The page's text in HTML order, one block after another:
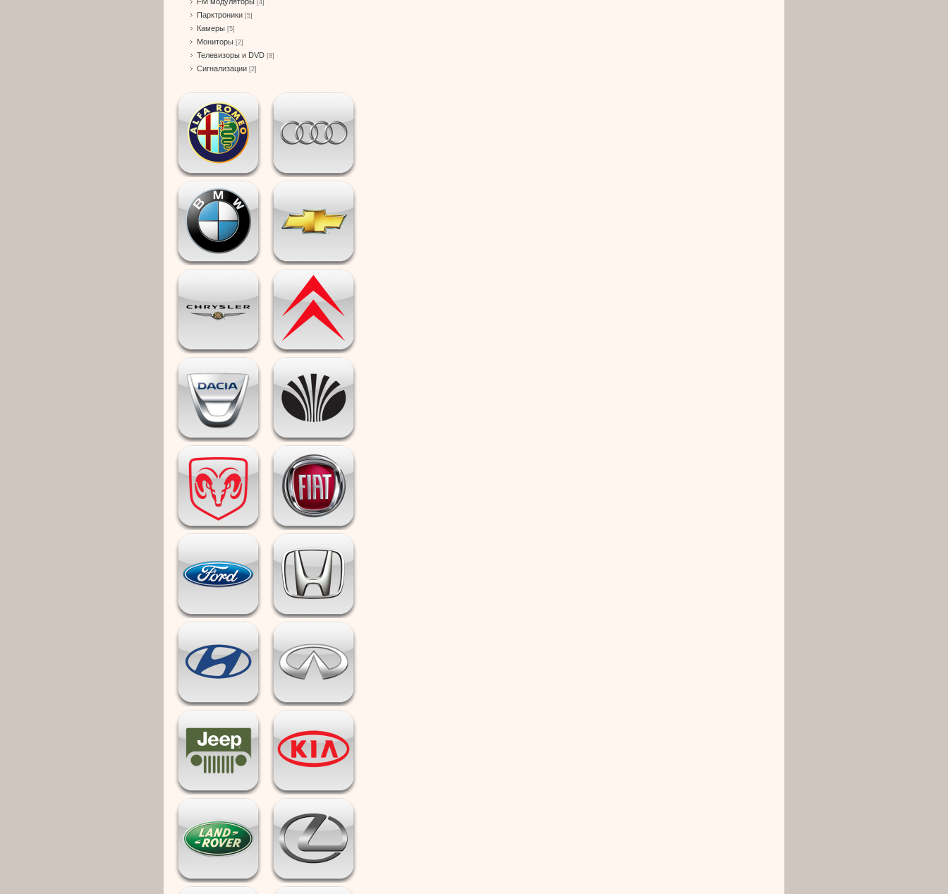
[4]
Парктроники [5]
Камеры [5]
Мониторы [2]
Телевизоры и DVD [8]
Сигнализации [2]